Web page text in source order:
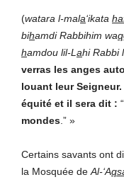
(watara l-mala‘ikata
bihamdi Rabbihim waq
hamdou lil-Lahi Rabbi
verras les anges
louant leur
équité et il sera dit : “
mondes.” »
Certains savants ont
la Mosquée deAl-‘A